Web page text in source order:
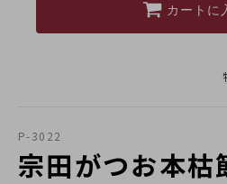
カートに
P-3022
宗田がつお本枯